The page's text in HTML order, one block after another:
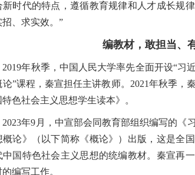
新时代的特点，遵循教育规律和人才成长规
招、求实效。”
编教材，敢担当、
2019年秋季，中国人民大学率先全面开设“习
论”课程，秦宣担任主讲教师。2021年秋季，
特色社会主义思想学生读本》。
2023年9月，中宣部会同教育部组织编写的《
概论》（以下简称《概论》）出版，这是全
中国特色社会主义思想的统编教材。秦宣再
编写工作。